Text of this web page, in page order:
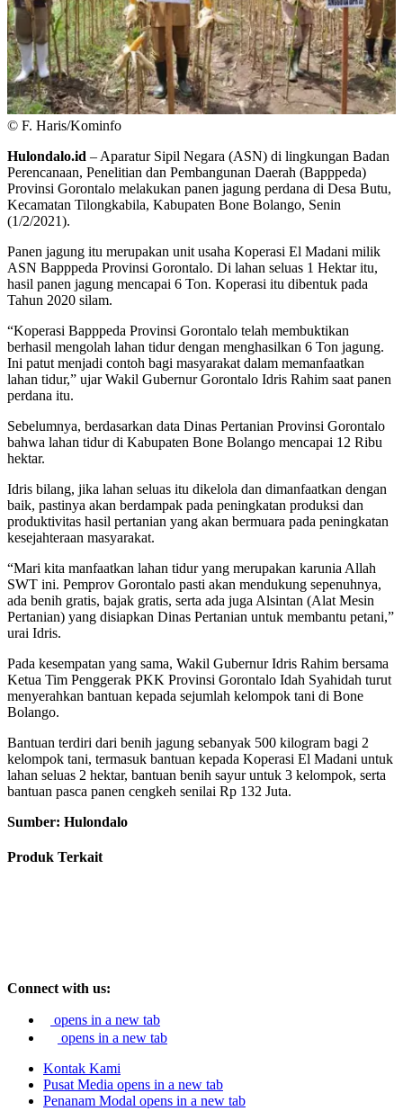
© F. Haris/Kominfo
Hulondalo.id – Aparatur Sipil Negara (ASN) di lingkungan Badan
Perencanaan, Penelitian dan Pembangunan Daerah (Bapppeda)
Provinsi Gorontalo melakukan panen jagung perdana di Desa Butu,
Kecamatan Tilongkabila, Kabupaten Bone Bolango, Senin
(1/2/2021).
Panen jagung itu merupakan unit usaha Koperasi El Madani milik
ASN Bapppeda Provinsi Gorontalo. Di lahan seluas 1 Hektar itu,
hasil panen jagung mencapai 6 Ton. Koperasi itu dibentuk pada
Tahun 2020 silam.
“Koperasi Bapppeda Provinsi Gorontalo telah membuktikan
berhasil mengolah lahan tidur dengan menghasilkan 6 Ton jagung.
Ini patut menjadi contoh bagi masyarakat dalam memanfaatkan
lahan tidur,” ujar Wakil Gubernur Gorontalo Idris Rahim saat panen
perdana itu.
Sebelumnya, berdasarkan data Dinas Pertanian Provinsi Gorontalo
bahwa lahan tidur di Kabupaten Bone Bolango mencapai 12 Ribu
hektar.
Idris bilang, jika lahan seluas itu dikelola dan dimanfaatkan dengan
baik, pastinya akan berdampak pada peningkatan produksi dan
produktivitas hasil pertanian yang akan bermuara pada peningkatan
kesejahteraan masyarakat.
“Mari kita manfaatkan lahan tidur yang merupakan karunia Allah
SWT ini. Pemprov Gorontalo pasti akan mendukung sepenuhnya,
ada benih gratis, bajak gratis, serta ada juga Alsintan (Alat Mesin
Pertanian) yang disiapkan Dinas Pertanian untuk membantu petani,”
urai Idris.
Pada kesempatan yang sama, Wakil Gubernur Idris Rahim bersama
Ketua Tim Penggerak PKK Provinsi Gorontalo Idah Syahidah turut
menyerahkan bantuan kepada sejumlah kelompok tani di Bone
Bolango.
Bantuan terdiri dari benih jagung sebanyak 500 kilogram bagi 2
kelompok tani, termasuk bantuan kepada Koperasi El Madani untuk
lahan seluas 2 hektar, bantuan benih sayur untuk 3 kelompok, serta
bantuan pasca panen cengkeh senilai Rp 132 Juta.
Sumber: Hulondalo
Produk Terkait
Connect with us:
opens in a new tab
opens in a new tab
Kontak Kami
Pusat Media opens in a new tab
Penanam Modal opens in a new tab